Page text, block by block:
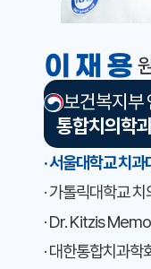
이재용
보건복지부
통합치의학
· 서울대학교 치과
· 가톨릭대학교
· Dr. Kitzis
· 대한통합치과학